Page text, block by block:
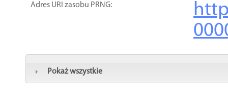
Adres URI zasobu PRNG:
Pokaż wszystkie